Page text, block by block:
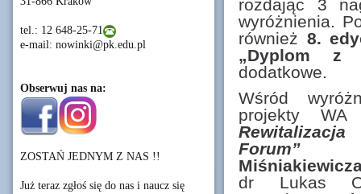
tel.: 12 648-25-71
e-mail: nowinki@pk.edu.pl
Obserwuj nas na:
ZOSTAŃ JEDNYM Z NAS !!
Już teraz zgłoś się do nas i naucz się
rozdając 3
wyróżnienia.
również 8.
„Dyplom z
dodatkowe.
Wśród
projekty
Forum”
dr Lukas